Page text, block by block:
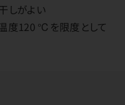
しがよい
温度120 ℃を限度として